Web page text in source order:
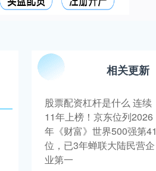
相关更新
股票配资杠杆是什么 连续
11年上榜！京东位列2026
年《财富》世界500强第41
位，已3年蝉联大陆民营企
业第一